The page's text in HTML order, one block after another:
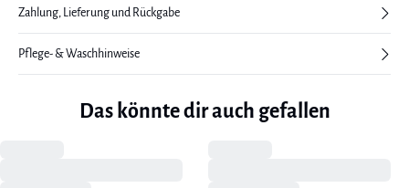
Zahlung, Lieferung und Rückgabe
Pflege- & Waschhinweise
Das könnte dir auch gefallen